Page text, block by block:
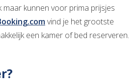
maar kunnen voor prima prijsjes
vind je het grootste
een kamer of bed reserveren.